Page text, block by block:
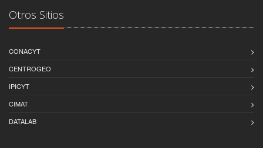
Otros Sitios
CONACYT
CENTROGEO
IPICYT
CIMAT
DATALAB